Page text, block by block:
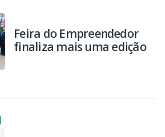
Feira do Empreendedor
finaliza mais uma edição